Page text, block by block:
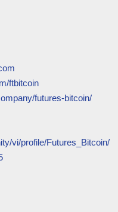
ftbitcoin
futures-bitcoin/
vi/profile/Futures_Bitcoin/